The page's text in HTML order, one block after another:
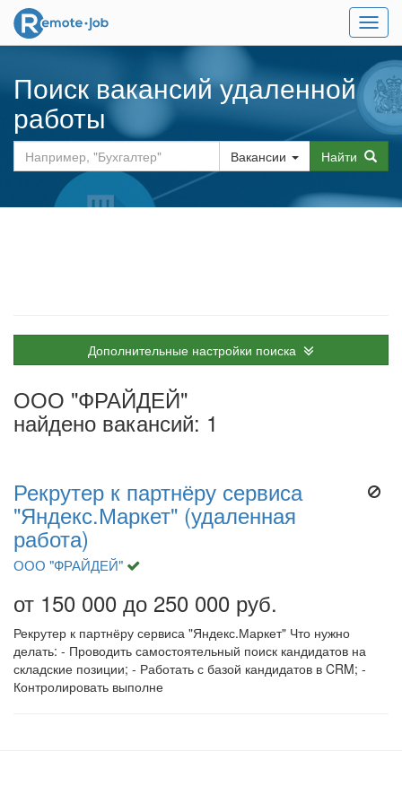
Меню
Поиск вакансий удаленной
работы
Вакансии Найти
Дополнительные настройки поиска
ООО "ФРАЙДЕЙ"
найдено вакансий: 1
Рекрутер к партнёру сервиса
"Яндекс.Маркет" (удаленная
работа)
ООО "ФРАЙДЕЙ"
от 150 000 до 250 000 руб.
Рекрутер к партнёру сервиса "Яндекс.Маркет" Что нужно
делать: - Проводить самостоятельный поиск кандидатов на
складские позиции; - Работать с базой кандидатов в CRM; -
Контролировать выполне